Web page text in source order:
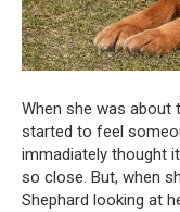
When she was about
started to feel
immadiately thought
so close. But, when
Shephard looking at